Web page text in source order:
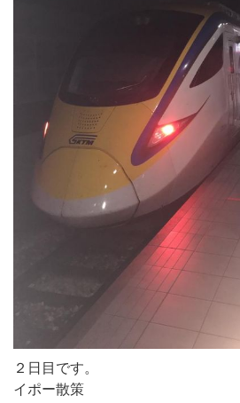
２日目です。
イポー散策